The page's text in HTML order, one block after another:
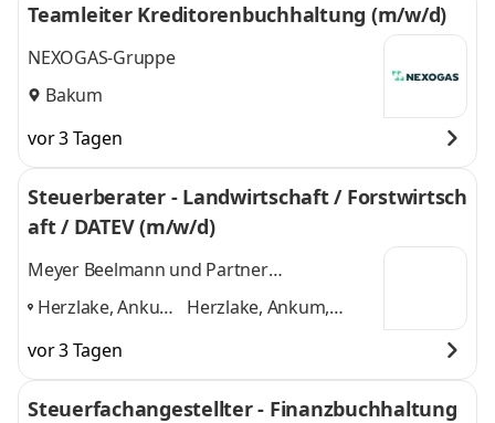
Teamleiter Kreditorenbuchhaltung (m/w/d)
NEXOGAS-Gruppe
Bakum
vor 3 Tagen
Steuerberater - Landwirtschaft / Forstwirtsch
aft / DATEV (m/w/d)
Meyer Beelmann und Partner
Steuerberatungsgesellschaft mbB Ankum
Herzlake, Ankum,
(Oldenburg),
Lastrup,
Herzlake, Ankum,
vor 3 Tagen
Steuerfachangestellter - Finanzbuchhaltung